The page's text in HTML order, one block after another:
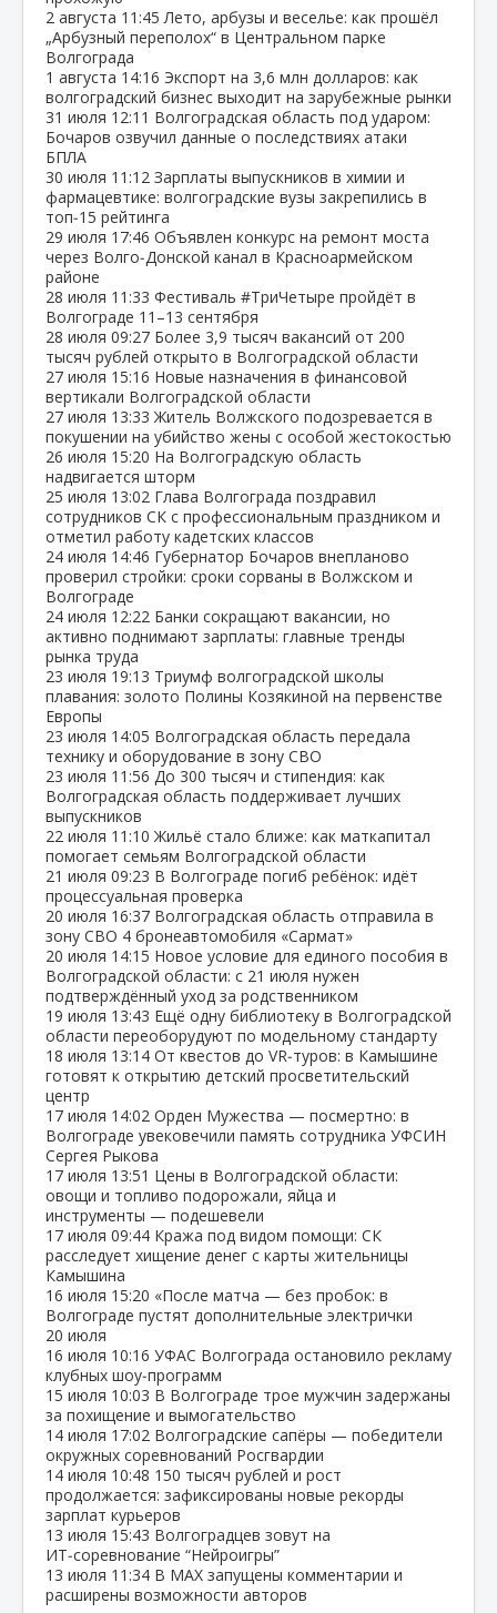
2 августа 11:45 Лето, арбузы и веселье: как прошёл
„Арбузный переполох“ в Центральном парке
Волгограда
1 августа 14:16 Экспорт на 3,6 млн долларов: как
волгоградский бизнес выходит на зарубежные рынки
31 июля 12:11 Волгоградская область под ударом:
Бочаров озвучил данные о последствиях атаки
БПЛА
30 июля 11:12 Зарплаты выпускников в химии и
фармацевтике: волгоградские вузы закрепились в
топ‑15 рейтинга
29 июля 17:46 Объявлен конкурс на ремонт моста
через Волго‑Донской канал в Красноармейском
районе
28 июля 11:33 Фестиваль #ТриЧетыре пройдёт в
Волгограде 11–13 сентября
28 июля 09:27 Более 3,9 тысяч вакансий от 200
тысяч рублей открыто в Волгоградской области
27 июля 15:16 Новые назначения в финансовой
вертикали Волгоградской области
27 июля 13:33 Житель Волжского подозревается в
покушении на убийство жены с особой жестокостью
26 июля 15:20 На Волгоградскую область
надвигается шторм
25 июля 13:02 Глава Волгограда поздравил
сотрудников СК с профессиональным праздником и
отметил работу кадетских классов
24 июля 14:46 Губернатор Бочаров внепланово
проверил стройки: сроки сорваны в Волжском и
Волгограде
24 июля 12:22 Банки сокращают вакансии, но
активно поднимают зарплаты: главные тренды
рынка труда
23 июля 19:13 Триумф волгоградской школы
плавания: золото Полины Козякиной на первенстве
Европы
23 июля 14:05 Волгоградская область передала
технику и оборудование в зону СВО
23 июля 11:56 До 300 тысяч и стипендия: как
Волгоградская область поддерживает лучших
выпускников
22 июля 11:10 Жильё стало ближе: как маткапитал
помогает семьям Волгоградской области
21 июля 09:23 В Волгограде погиб ребёнок: идёт
процессуальная проверка
20 июля 16:37 Волгоградская область отправила в
зону СВО 4 бронеавтомобиля «Сармат»
20 июля 14:15 Новое условие для единого пособия в
Волгоградской области: с 21 июля нужен
подтверждённый уход за родственником
19 июля 13:43 Ещё одну библиотеку в Волгоградской
области переоборудуют по модельному стандарту
18 июля 13:14 От квестов до VR‑туров: в Камышине
готовят к открытию детский просветительский
центр
17 июля 14:02 Орден Мужества — посмертно: в
Волгограде увековечили память сотрудника УФСИН
Сергея Рыкова
17 июля 13:51 Цены в Волгоградской области:
овощи и топливо подорожали, яйца и
инструменты — подешевели
17 июля 09:44 Кража под видом помощи: СК
расследует хищение денег с карты жительницы
Камышина
16 июля 15:20 «После матча — без пробок: в
Волгограде пустят дополнительные электрички
20 июля
16 июля 10:16 УФАС Волгограда остановило рекламу
клубных шоу‑программ
15 июля 10:03 В Волгограде трое мужчин задержаны
за похищение и вымогательство
14 июля 17:02 Волгоградские сапёры — победители
окружных соревнований Росгвардии
14 июля 10:48 150 тысяч рублей и рост
продолжается: зафиксированы новые рекорды
зарплат курьеров
13 июля 15:43 Волгоградцев зовут на
ИТ‑соревнование “Нейроигры”
13 июля 11:34 В МАХ запущены комментарии и
расширены возможности авторов